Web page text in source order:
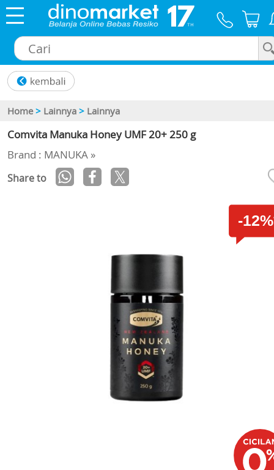
Home > Lainnya > Lainnya
Comvita Manuka Honey UMF 20+ 250 g
Brand : MANUKA »
Share to
-